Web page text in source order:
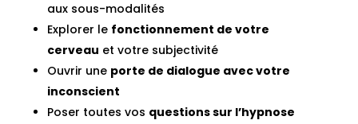
aux sous-modalités
Explorer le fonctionnement de votre
cerveau et votre subjectivité
Ouvrir une porte de dialogue avec votre
inconscient
Poser toutes vos questions sur l’hypnose